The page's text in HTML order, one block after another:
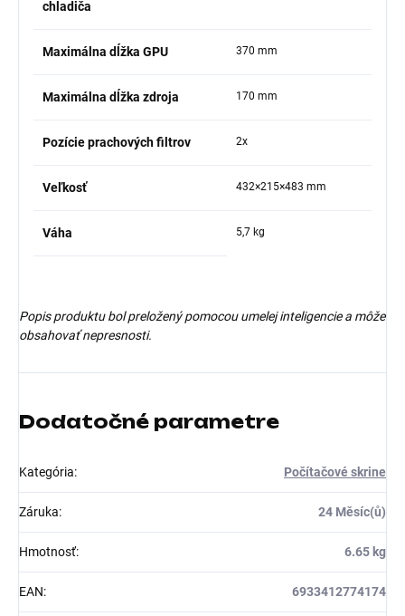
chladiča
Maximálna dĺžka GPU 370 mm
Maximálna dĺžka zdroja 170 mm
Pozície prachových filtrov 2x
Veľkosť 432×215×483 mm
Váha 5,7 kg
Popis produktu bol preložený pomocou umelej inteligencie a môže
obsahovať nepresnosti.
Dodatočné parametre
Kategória: Počítačové skrine
Záruka: 24 Měsíc(ů)
Hmotnosť: 6.65 kg
EAN: 6933412774174